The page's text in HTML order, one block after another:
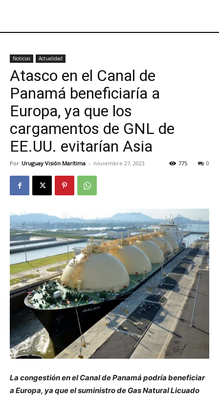
Noticias Actualidad
Atasco en el Canal de
Panamá beneficiaría a
Europa, ya que los
cargamentos de GNL de
EE.UU. evitarían Asia
Por Uruguay Visión Marítima - noviembre 27, 2023 0
775
La congestión en el Canal de Panamá podría beneficiar
a Europa, ya que el suministro de Gas Natural Licuado